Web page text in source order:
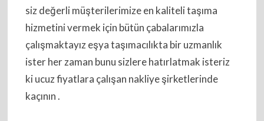
siz değerli müşterilerimize en kaliteli taşıma
hizmetini vermek için bütün çabalarımızla
çalışmaktayız eşya taşımacılıkta bir uzmanlık
ister her zaman bunu sizlere hatırlatmak isteriz
ki ucuz fiyatlara çalışan nakliye şirketlerinde
kaçının .